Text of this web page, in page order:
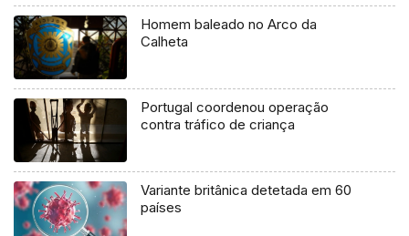
Homem baleado no Arco da
Calheta
Portugal coordenou operação
contra tráfico de criança
Variante britânica detetada em 60
países